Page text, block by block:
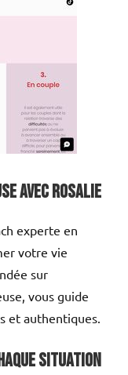
avec Rosalie
experte en
votre vie
sur
vous guide
et authentiques.
situation